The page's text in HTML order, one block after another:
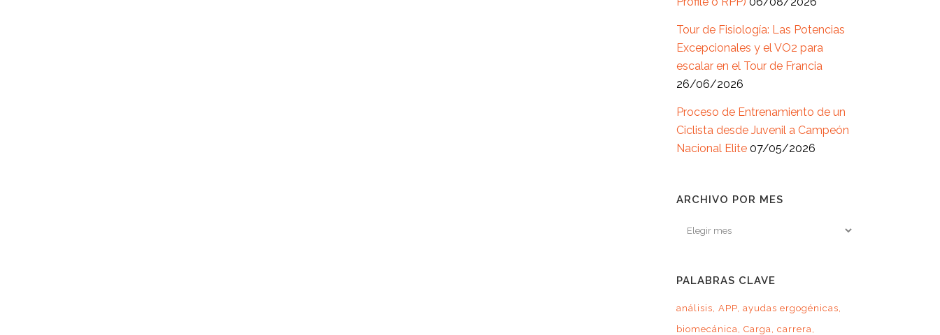
Tour de Fisiología: Las Potencias
Excepcionales y el VO2 para
escalar en el Tour de Francia
26/06/2026
Proceso de Entrenamiento de un
Ciclista desde Juvenil a Campeón
Nacional Elite 07/05/2026
ARCHIVO POR MES
Archivo
PALABRAS CLAVE
análisis APP ayudas ergogénicas
biomecánica Carga carrera